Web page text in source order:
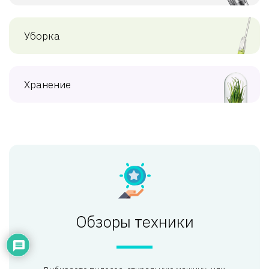
Уборка
Хранение
Обзоры техники